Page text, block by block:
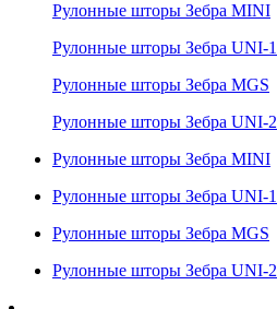
Рулонные шторы Зебра MINI
Рулонные шторы Зебра UNI-1
Рулонные шторы Зебра MGS
Рулонные шторы Зебра UNI-2
Рулонные шторы Зебра MINI
Рулонные шторы Зебра UNI-1
Рулонные шторы Зебра MGS
Рулонные шторы Зебра UNI-2